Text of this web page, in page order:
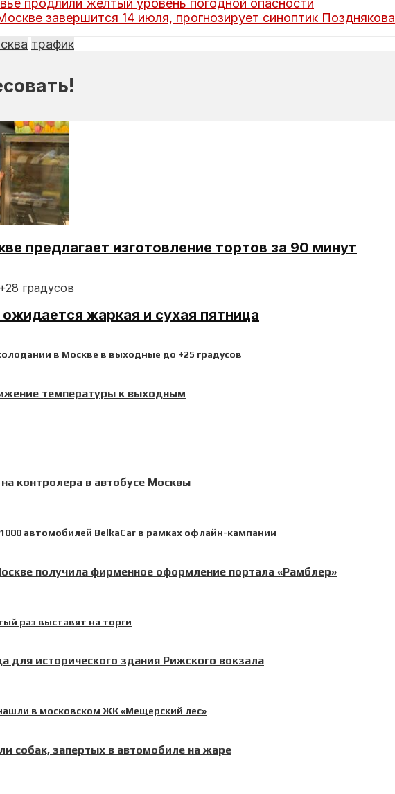
продлили желтый уровень погодной опасности
завершится 14 июля, прогнозирует синоптик Позднякова
трафик
предлагает изготовление тортов за 90 минут
жаркая и сухая пятница
температуры к выходным
контролера в автобусе Москвы
получила фирменное оформление портала «Рамблер»
для исторического здания Рижского вокзала
собак, запертых в автомобиле на жаре